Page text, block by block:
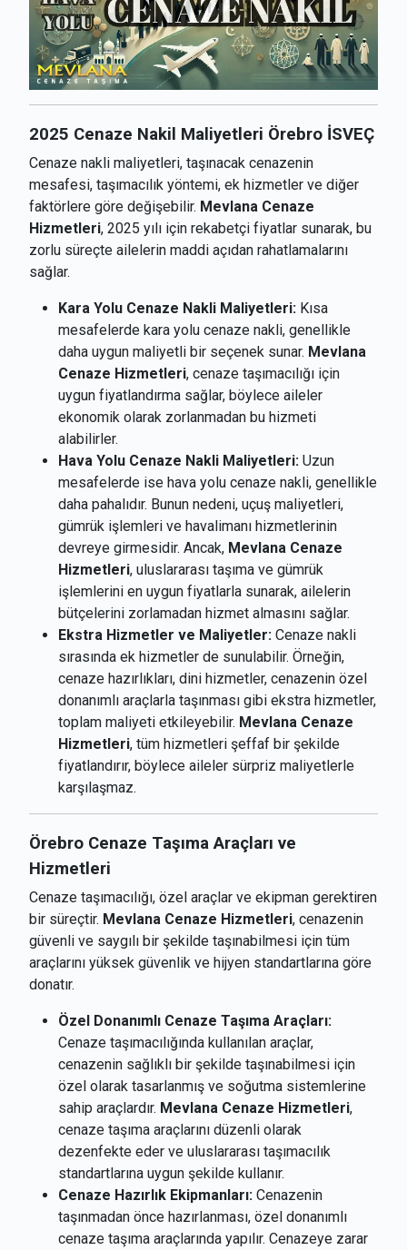
2025 Cenaze Nakil Maliyetleri Örebro İSVEÇ
Cenaze nakli maliyetleri, taşınacak cenazenin
mesafesi, taşımacılık yöntemi, ek hizmetler ve diğer
faktörlere göre değişebilir. Mevlana Cenaze
Hizmetleri, 2025 yılı için rekabetçi fiyatlar sunarak, bu
zorlu süreçte ailelerin maddi açıdan rahatlamalarını
sağlar.
Kara Yolu Cenaze Nakli Maliyetleri: Kısa
mesafelerde kara yolu cenaze nakli, genellikle
daha uygun maliyetli bir seçenek sunar. Mevlana
Cenaze Hizmetleri, cenaze taşımacılığı için
uygun fiyatlandırma sağlar, böylece aileler
ekonomik olarak zorlanmadan bu hizmeti
alabilirler.
Hava Yolu Cenaze Nakli Maliyetleri: Uzun
mesafelerde ise hava yolu cenaze nakli, genellikle
daha pahalıdır. Bunun nedeni, uçuş maliyetleri,
gümrük işlemleri ve havalimanı hizmetlerinin
devreye girmesidir. Ancak, Mevlana Cenaze
Hizmetleri, uluslararası taşıma ve gümrük
işlemlerini en uygun fiyatlarla sunarak, ailelerin
bütçelerini zorlamadan hizmet almasını sağlar.
Ekstra Hizmetler ve Maliyetler: Cenaze nakli
sırasında ek hizmetler de sunulabilir. Örneğin,
cenaze hazırlıkları, dini hizmetler, cenazenin özel
donanımlı araçlarla taşınması gibi ekstra hizmetler,
toplam maliyeti etkileyebilir. Mevlana Cenaze
Hizmetleri, tüm hizmetleri şeffaf bir şekilde
fiyatlandırır, böylece aileler sürpriz maliyetlerle
karşılaşmaz.
Örebro Cenaze Taşıma Araçları ve
Hizmetleri
Cenaze taşımacılığı, özel araçlar ve ekipman gerektiren
bir süreçtir. Mevlana Cenaze Hizmetleri, cenazenin
güvenli ve saygılı bir şekilde taşınabilmesi için tüm
araçlarını yüksek güvenlik ve hijyen standartlarına göre
donatır.
Özel Donanımlı Cenaze Taşıma Araçları:
Cenaze taşımacılığında kullanılan araçlar,
cenazenin sağlıklı bir şekilde taşınabilmesi için
özel olarak tasarlanmış ve soğutma sistemlerine
sahip araçlardır. Mevlana Cenaze Hizmetleri,
cenaze taşıma araçlarını düzenli olarak
dezenfekte eder ve uluslararası taşımacılık
standartlarına uygun şekilde kullanır.
Cenaze Hazırlık Ekipmanları: Cenazenin
taşınmadan önce hazırlanması, özel donanımlı
cenaze taşıma araçlarında yapılır. Cenazeye zarar